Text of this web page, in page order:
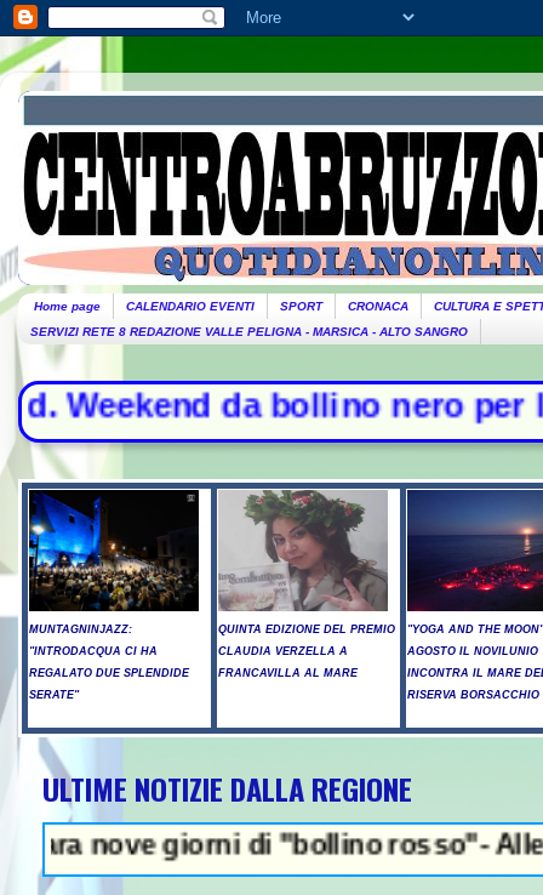
Home page CALENDARIO EVENTI SPORT CRONACA
CULTURA E
SERVIZI RETE 8 REDAZIONE VALLE PELIGNA - MARSICA - ALTO SANGRO
da bollino nero per
MUNTAGNINJAZZ:
"INTRODACQUA CI HA
REGALATO DUE SPLENDIDE
SERATE"
QUINTA EDIZIONE DEL PREMIO
CLAUDIA VERZELLA A
FRANCAVILLA AL MARE
"YOGA AND THE
AGOSTO IL NOVILUNIO
INCONTRA IL MARE
RISERVA BORSACCHIO
ULTIME NOTIZIE DALLA REGIONE
giorni di "bollino rosso"-
NEWS IN